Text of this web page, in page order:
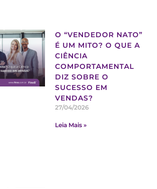
O “VENDEDOR NATO”
É UM MITO? O QUE A
CIÊNCIA
COMPORTAMENTAL
DIZ SOBRE O
SUCESSO EM
VENDAS?
27/04/2026
Leia Mais »